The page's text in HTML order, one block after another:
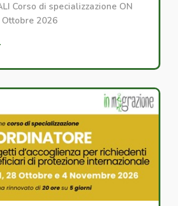
Corso di specializzazione ON
Ottobre 2026